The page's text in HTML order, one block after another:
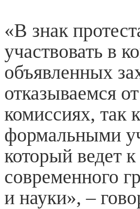
«В знак
участвовать в
объявленных
отказываемся
комиссиях, так
формальными
который ведет
современного
и науки», –